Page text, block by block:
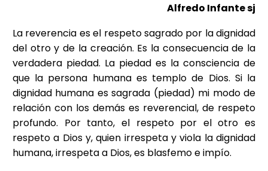
Alfredo Infante sj
La reverencia es el respeto sagrado por la dignidad
del otro y de la creación. Es la consecuencia de la
verdadera piedad. La piedad es la consciencia de
que la persona humana es templo de Dios. Si la
dignidad humana es sagrada (piedad) mi modo de
relación con los demás es reverencial, de respeto
profundo. Por tanto, el respeto por el otro es
respeto a Dios y, quien irrespeta y viola la dignidad
humana, irrespeta a Dios, es blasfemo e impío.